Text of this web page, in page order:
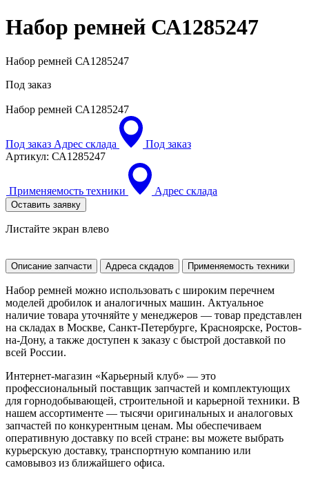
Набор ремней СА1285247
Набор ремней СА1285247
Под заказ
Набор ремней СА1285247
Под заказ Адрес склада
Под заказ
Артикул: СА1285247
Применяемость техники Адрес склада
Оставить заявку
Листайте экран влево
Описание запчасти Адреса скдадов Применяемость техники
Набор ремней можно использовать с широким перечнем
моделей дробилок и аналогичных машин. Актуальное
наличие товара уточняйте у менеджеров — товар представлен
на складах в Москве, Санкт-Петербурге, Красноярске, Ростов-
на-Дону, а также доступен к заказу с быстрой доставкой по
всей России.
Интернет-магазин «Карьерный клуб» — это
профессиональный поставщик запчастей и комплектующих
для горнодобывающей, строительной и карьерной техники. В
нашем ассортименте — тысячи оригинальных и аналоговых
запчастей по конкурентным ценам. Мы обеспечиваем
оперативную доставку по всей стране: вы можете выбрать
курьерскую доставку, транспортную компанию или
самовывоз из ближайшего офиса.